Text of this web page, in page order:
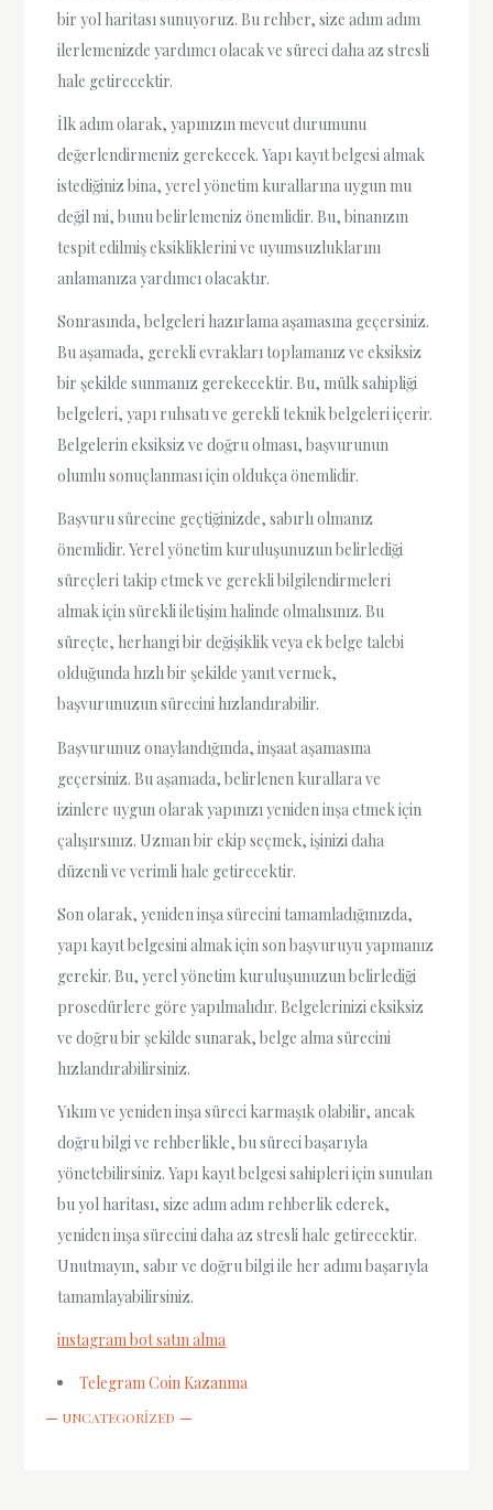
bir yol haritası sunuyoruz. Bu rehber, size adım adım
ilerlemenizde yardımcı olacak ve süreci daha az stresli
hale getirecektir.
İlk adım olarak, yapınızın mevcut durumunu
değerlendirmeniz gerekecek. Yapı kayıt belgesi almak
istediğiniz bina, yerel yönetim kurallarına uygun mu
değil mi, bunu belirlemeniz önemlidir. Bu, binanızın
tespit edilmiş eksikliklerini ve uyumsuzluklarını
anlamanıza yardımcı olacaktır.
Sonrasında, belgeleri hazırlama aşamasına geçersiniz.
Bu aşamada, gerekli evrakları toplamanız ve eksiksiz
bir şekilde sunmanız gerekecektir. Bu, mülk sahipliği
belgeleri, yapı ruhsatı ve gerekli teknik belgeleri içerir.
Belgelerin eksiksiz ve doğru olması, başvurunun
olumlu sonuçlanması için oldukça önemlidir.
Başvuru sürecine geçtiğinizde, sabırlı olmanız
önemlidir. Yerel yönetim kuruluşunuzun belirlediği
süreçleri takip etmek ve gerekli bilgilendirmeleri
almak için sürekli iletişim halinde olmalısınız. Bu
süreçte, herhangi bir değişiklik veya ek belge talebi
olduğunda hızlı bir şekilde yanıt vermek,
başvurunuzun sürecini hızlandırabilir.
Başvurunuz onaylandığında, inşaat aşamasına
geçersiniz. Bu aşamada, belirlenen kurallara ve
izinlere uygun olarak yapınızı yeniden inşa etmek için
çalışırsınız. Uzman bir ekip seçmek, işinizi daha
düzenli ve verimli hale getirecektir.
Son olarak, yeniden inşa sürecini tamamladığınızda,
yapı kayıt belgesini almak için son başvuruyu yapmanız
gerekir. Bu, yerel yönetim kuruluşunuzun belirlediği
prosedürlere göre yapılmalıdır. Belgelerinizi eksiksiz
ve doğru bir şekilde sunarak, belge alma sürecini
hızlandırabilirsiniz.
Yıkım ve yeniden inşa süreci karmaşık olabilir, ancak
doğru bilgi ve rehberlikle, bu süreci başarıyla
yönetebilirsiniz. Yapı kayıt belgesi sahipleri için sunulan
bu yol haritası, size adım adım rehberlik ederek,
yeniden inşa sürecini daha az stresli hale getirecektir.
Unutmayın, sabır ve doğru bilgi ile her adımı başarıyla
tamamlayabilirsiniz.
instagram bot satın alma
Telegram Coin Kazanma
UNCATEGORIZED